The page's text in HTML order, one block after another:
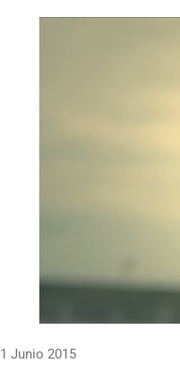
1 Junio 2015